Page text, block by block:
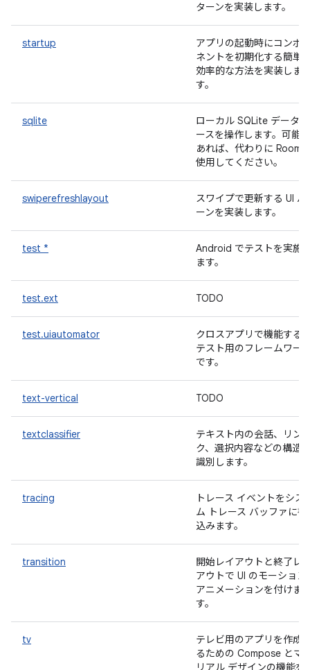
ターンを実装します。
startup
アプリの起動時にコンポ
ネントを初期化する簡単
効率的な方法を実装しま
す。
sqlite
ローカル SQLite データベ
ースを操作します。可能で
あれば、代わりに Room
使用してください。
swiperefreshlayout
スワイプで更新する UI パ
ーンを実装します。
test *
Android でテストを実施
ます。
test.ext TODO
test.uiautomator
クロスアプリで機能する
テスト用のフレームワー
です。
text-vertical TODO
textclassifier
テキスト内の会話、リン
ク、選択内容などの構造
識別します。
tracing
トレース イベントをシス
ム トレース バッファに書
込みます。
transition
開始レイアウトと終了レ
アウトで UI のモーション
アニメーションを付けま
す。
tv
テレビ用のアプリを作成
るための Compose とマ
リアル デザインの機能を